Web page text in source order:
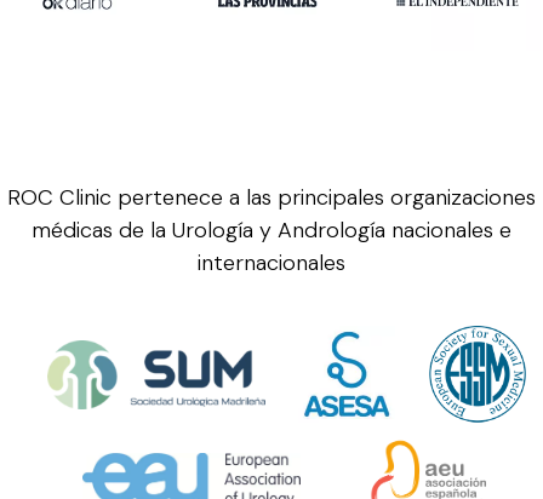
ROC Clinic pertenece a las principales organizaciones
médicas de la Urología y Andrología nacionales e
internacionales